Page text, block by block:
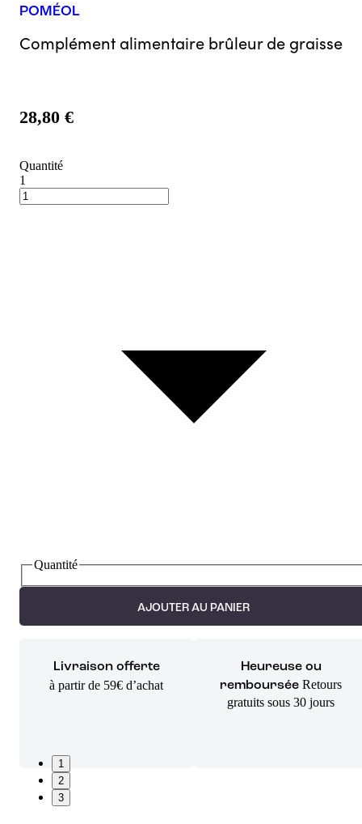
POMÉOL
Complément alimentaire brûleur de graisse
28,80 €
Quantité
1
Quantité
AJOUTER AU PANIER
Livraison offerte
à partir de 59€ d’achat
Heureuse ou
remboursée Retours
gratuits sous 30 jours
1
2
3